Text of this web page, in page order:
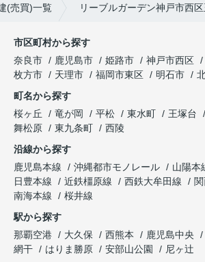
(売買)一覧 リーブルガーデン神戸市西
市区町村から探す
奈良市
鹿児島市 姫路市 神戸市西区
枚方市
天理市 福岡市東区 明石市
町名から探す
桜ヶ丘
竜が岡 平松 東水町 王塚台
舞松原
東九条町
西陵
沿線から探す
鹿児島本線
沖縄都市モノレール 山陽本
日豊本線
近鉄橿原線 西鉄大牟田線
南海本線
桜井線
駅から探す
那覇空港
大久保 西熊本 鹿児島中央
網干
はりま勝原 安部山公園 尼ヶ辻